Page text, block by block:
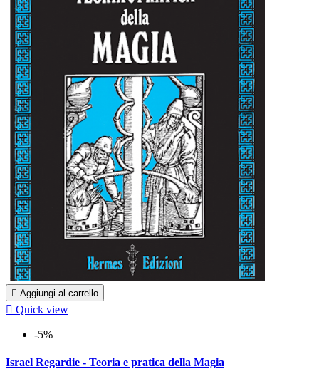
 Aggiungi al carrello
 Quick view
-5%
Israel Regardie - Teoria e pratica della Magia